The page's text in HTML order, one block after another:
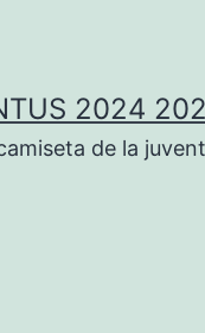
2024
de la